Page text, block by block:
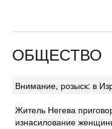
ОБЩЕСТВО
Внимание, розыск: в
Житель Негева
изнасилование